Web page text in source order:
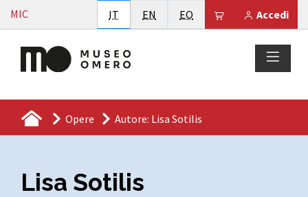
Vai al contenuto
MIC Accedi
Il tuo carrello è
IT Italiano
EN English
EO Esperanto
Opere Autore: Lisa Sotilis
Lisa Sotilis